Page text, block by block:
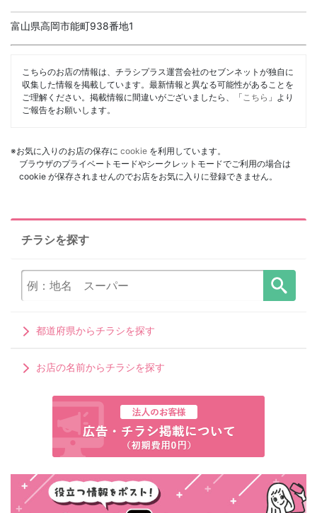
富山県高岡市能町938番地1
こちらのお店の情報は、チラシプラス運営会社のセブンネットが独自に
収集した情報を掲載しています。最新情報と異なる可能性があることを
ご理解ください。掲載情報に間違いがございましたら、「 こちら 」より
ご報告をお願いします。
※お気に入りのお店の保存に cookie を利用しています。
ブラウザのプライベートモードやシークレットモードでご利用の場合は
cookie が保存されませんのでお店をお気に入りに登録できません。
チラシを探す
都道府県からチラシを探す
お店の名前からチラシを探す